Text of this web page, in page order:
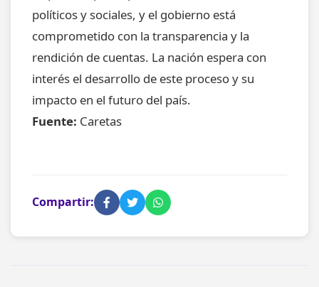
políticos y sociales, y el gobierno está
comprometido con la transparencia y la
rendición de cuentas. La nación espera con
interés el desarrollo de este proceso y su
impacto en el futuro del país.
Fuente: Caretas
Compartir: